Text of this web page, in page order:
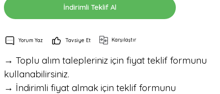
İndirimli Teklif Al
Yorum Yaz Tavsiye Et Karşılaştır
→ Toplu alım talepleriniz için fiyat teklif formunu
kullanabilirsiniz.
→ İndirimli fiyat almak için teklif formunu